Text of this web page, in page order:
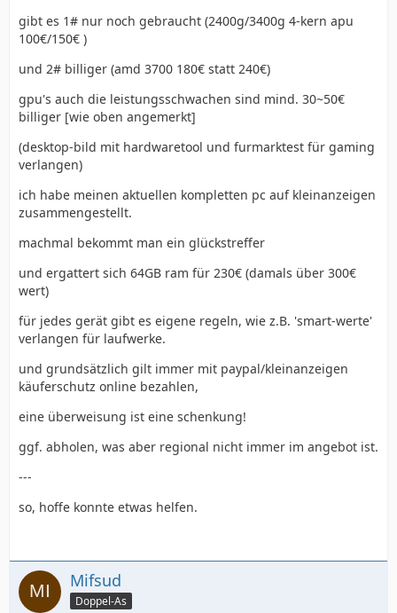
gibt es 1# nur noch gebraucht (2400g/3400g 4-kern apu
100€/150€ )
und 2# billiger (amd 3700 180€ statt 240€)
gpu's auch die leistungsschwachen sind mind. 30~50€
billiger [wie oben angemerkt]
(desktop-bild mit hardwaretool und furmarktest für gaming
verlangen)
ich habe meinen aktuellen kompletten pc auf kleinanzeigen
zusammengestellt.
machmal bekommt man ein glückstreffer
und ergattert sich 64GB ram für 230€ (damals über 300€
wert)
für jedes gerät gibt es eigene regeln, wie z.B. 'smart-werte'
verlangen für laufwerke.
und grundsätzlich gilt immer mit paypal/kleinanzeigen
käuferschutz online bezahlen,
eine überweisung ist eine schenkung!
ggf. abholen, was aber regional nicht immer im angebot ist.
---
so, hoffe konnte etwas helfen.
Mifsud
Doppel-As